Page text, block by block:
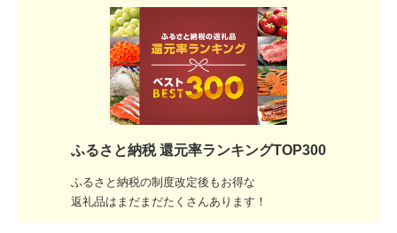
ふるさと納税 還元率ランキングTOP300
ふるさと納税の制度改定後もお得な
返礼品はまだまだたくさんあります！